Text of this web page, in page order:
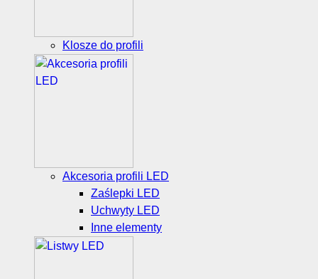
Klosze do profili
Akcesoria profili LED
Zaślepki LED
Uchwyty LED
Inne elementy